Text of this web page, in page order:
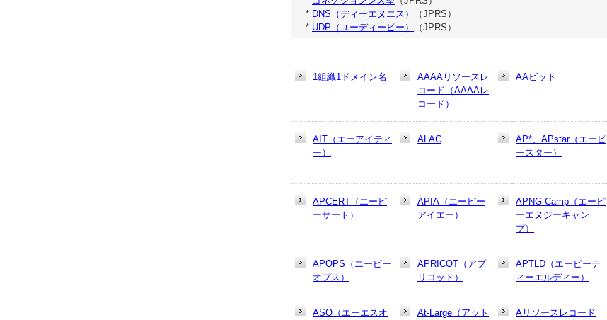
* DNS（ディーエヌエス）
（JPRS）
* UDP（ユーディーピー） （JPRS）
1組織1ドメイン名
AAAAリソースレ
コード（AAAAレ
コード）
AAビット
AIT（エーアイティ
ー）
ALAC
AP*、APstar（エーピ
ースター）
APCERT（エーピ
ーサート）
APIA（エーピー
アイエー）
APNG Camp（エーピ
ーエヌジーキャン
プ）
APOPS（エーピー
オプス）
APRICOT（アプ
リコット）
APTLD（エーピーテ
ィーエルディー）
ASO（エーエスオ
At-Large（アット
Aリソースレコード